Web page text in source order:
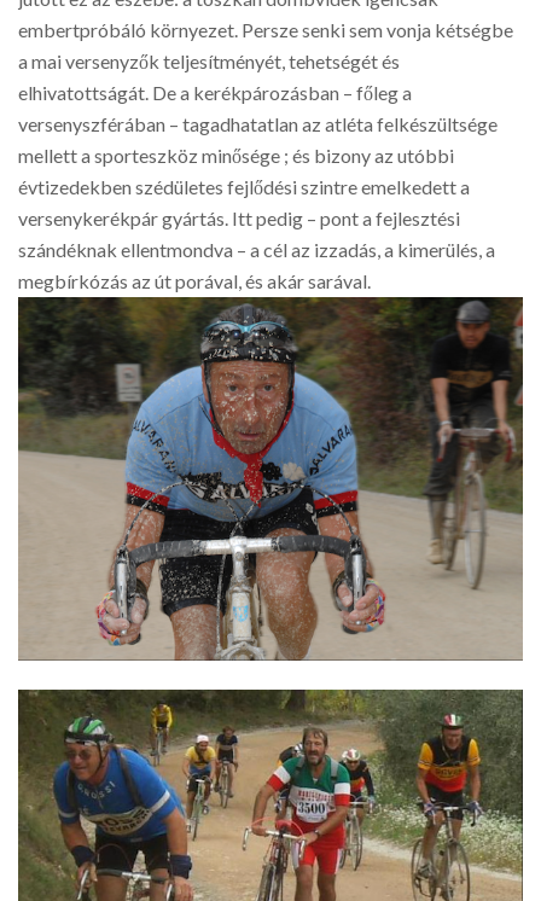
embertpróbáló környezet. Persze senki sem vonja kétségbe
a mai versenyzők teljesítményét, tehetségét és
elhivatottságát. De a kerékpározásban – főleg a
versenyszférában – tagadhatatlan az atléta felkészültsége
mellett a sporteszköz minősége ; és bizony az utóbbi
évtizedekben szédületes fejlődési szintre emelkedett a
versenykerékpár gyártás. Itt pedig – pont a fejlesztési
szándéknak ellentmondva – a cél az izzadás, a kimerülés, a
megbírkózás az út porával, és akár sarával.